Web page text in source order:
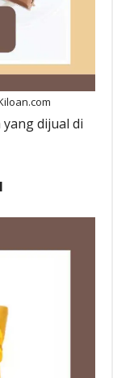
dijual di